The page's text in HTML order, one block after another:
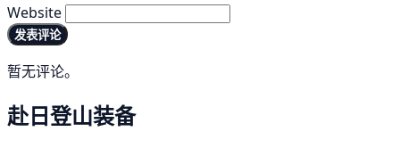
Website
发表评论
暂无评论。
赴日登山装备